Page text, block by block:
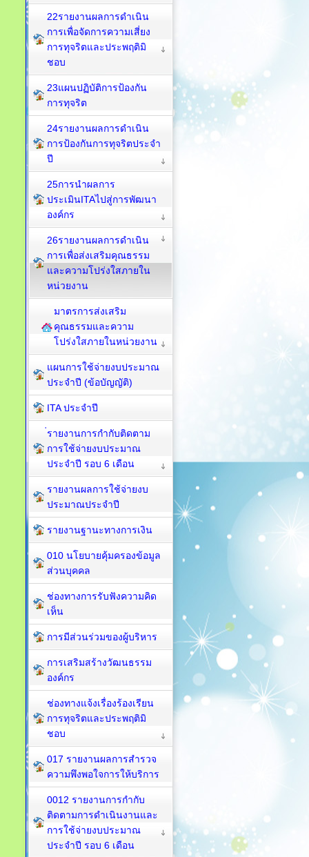
22รายงานผลการดำเนิน
การเพื่อจัดการความเสี่ยง
การทุจริตและประพฤติมิ
ชอบ
23แผนปฏิบัติการป้องกัน
การทุจริต
24รายงานผลการดำเนิน
การป้องกันการทุจริตประจำ
ปี
25การนำผลการ
ประเมินITAไปสู่การพัฒนา
องค์กร
26รายงานผลการดำเนิน
การเพื่อส่งเสริมคุณธรรม
และความโปร่งใสภายใน
หน่วยงาน
มาตรการส่งเสริม
คุณธรรมและความ
โปร่งใสภายในหน่วยงาน
แผนการใช้จ่ายงบประมาณ
ประจำปี (ข้อบัญญัติ)
ITA ประจำปี
่รายงานการกำกับติดตาม
การใช้จ่ายงบประมาณ
ประจำปี รอบ 6 เดือน
รายงานผลการใช้จ่ายงบ
ประมาณประจำปี
รายงานฐานะทางการเงิน
010 นโยบายคุ้มครองข้อมูล
ส่วนบุคคล
ช่องทางการรับฟังความคิด
เห็น
การมีส่วนร่วมของผู้บริหาร
การเสริมสร้างวัฒนธรรม
องค์กร
ช่องทางแจ้งเรื่องร้องเรียน
การทุจริตและประพฤติมิ
ชอบ
017 รายงานผลการสำรวจ
ความพึงพอใจการให้บริการ
0012 รายงานการกำกับ
ติดตามการดำเนินงานและ
การใช้จ่ายงบประมาณ
ประจำปี รอบ 6 เดือน